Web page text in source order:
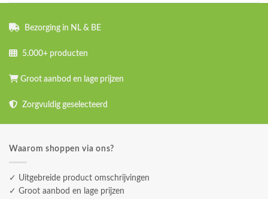
Bezorging in NL & BE
5.000+ producten
Groot aanbod en lage prijzen
Zorgvuldig geselecteerd
Waarom shoppen via ons?
✓ Uitgebreide product omschrijvingen
✓ Groot aanbod en lage prijzen